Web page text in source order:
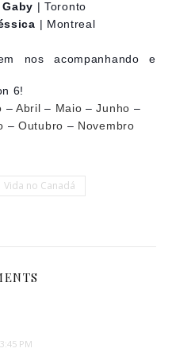
Gaby | Toronto
| Montreal
nos acompanhando e
6!
– Abril – Maio –Junho –
– Outubro – Novembro
Vida no Canadá
PM